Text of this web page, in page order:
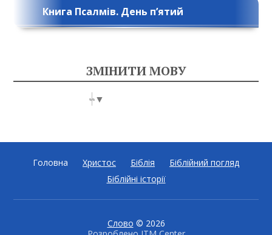
Книга Псалмів. День п’ятий
ЗМІНИТИ МОВУ
Select Language ▼
Головна Христос Біблія
Біблійний погляд
Біблійні історії
Слово © 2026